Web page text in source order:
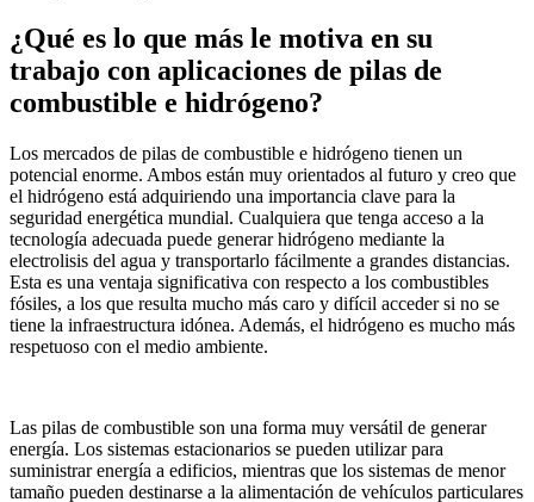
¿Qué es lo que más le motiva en su
trabajo con aplicaciones de pilas de
combustible e hidrógeno?
Los mercados de pilas de combustible e hidrógeno tienen un
potencial enorme. Ambos están muy orientados al futuro y creo que
el hidrógeno está adquiriendo una importancia clave para la
seguridad energética mundial. Cualquiera que tenga acceso a la
tecnología adecuada puede generar hidrógeno mediante la
electrolisis del agua y transportarlo fácilmente a grandes distancias.
Esta es una ventaja significativa con respecto a los combustibles
fósiles, a los que resulta mucho más caro y difícil acceder si no se
tiene la infraestructura idónea. Además, el hidrógeno es mucho más
respetuoso con el medio ambiente.
Las pilas de combustible son una forma muy versátil de generar
energía. Los sistemas estacionarios se pueden utilizar para
suministrar energía a edificios, mientras que los sistemas de menor
tamaño pueden destinarse a la alimentación de vehículos particulares